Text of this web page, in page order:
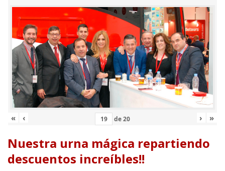
« ‹ de20 › »
Nuestra urna mágica repartiendo
descuentos increíbles!!